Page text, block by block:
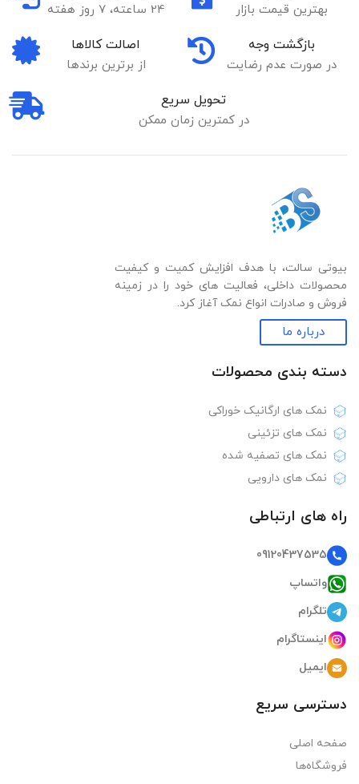
بهترین قیمت بازار 24 ساعته، 7 روز هفته
بازگشت وجه
در صورت عدم رضایت
اصالت کالاها
از برترین برندها
تحویل سریع
در کمترین زمان ممکن
بیوتی سالت، با هدف افزایش کمیت و کیفیت
محصولات داخلی، فعالیت های خود را در زمینه
فروش و صادرات انواع نمک آغاز کرد.
درباره ما
دسته بندی‌ محصولات
نمک های ارگانیک خوراکی
نمک های تزئینی
نمک های تصفیه شده
نمک های دارویی
راه های ارتباطی
09120437535
واتساپ
تلگرام
اینستاگرام
ایمیل
دسترسی سریع
صفحه اصلی
فروشگاه‌ها